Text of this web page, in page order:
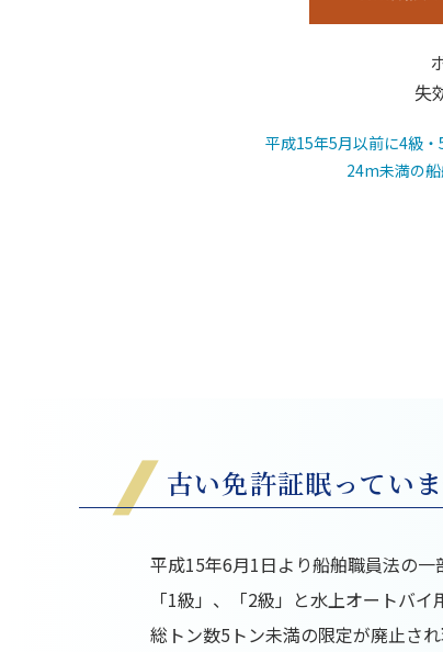
失
平成15年5月以前に4級
24m未満の
古い免許証眠ってい
平成15年6月1日より船舶職員法の
「1級」、「2級」と水上オートバ
総トン数5トン未満の限定が廃止さ